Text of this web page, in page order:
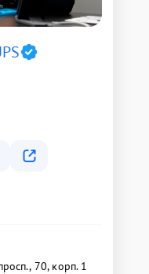
70, корп. 1